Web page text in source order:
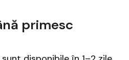
primesc